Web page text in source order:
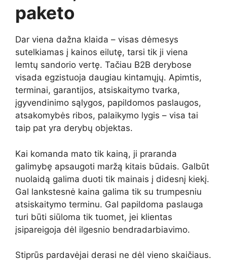
paketo
Dar viena dažna klaida – visas dėmesys
sutelkiamas į kainos eilutę, tarsi tik ji viena
lemtų sandorio vertę. Tačiau B2B derybose
visada egzistuoja daugiau kintamųjų. Apimtis,
terminai, garantijos, atsiskaitymo tvarka,
įgyvendinimo sąlygos, papildomos paslaugos,
atsakomybės ribos, palaikymo lygis – visa tai
taip pat yra derybų objektas.
Kai komanda mato tik kainą, ji praranda
galimybę apsaugoti maržą kitais būdais. Galbūt
nuolaidą galima duoti tik mainais į didesnį kiekį.
Gal lankstesnė kaina galima tik su trumpesniu
atsiskaitymo terminu. Gal papildoma paslauga
turi būti siūloma tik tuomet, jei klientas
įsipareigoja dėl ilgesnio bendradarbiavimo.
Stiprūs pardavėjai derasi ne dėl vieno skaičiaus.